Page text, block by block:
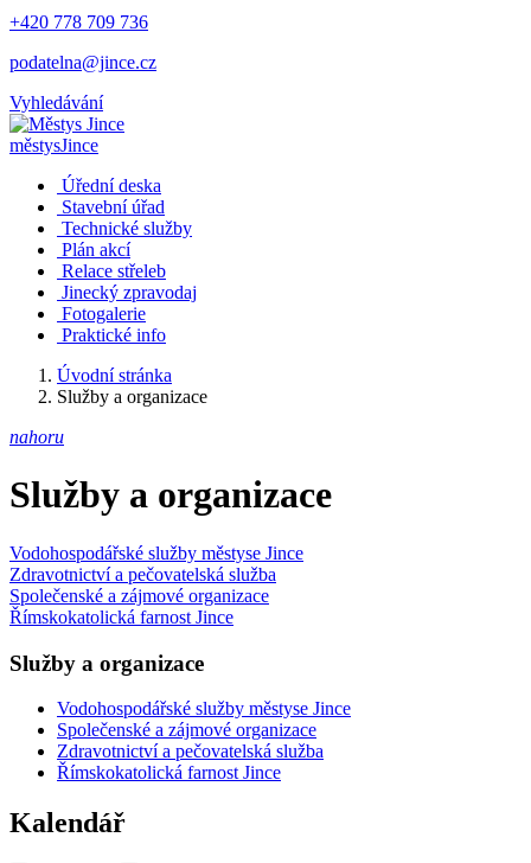
+420 778 709 736
podatelna@jince.cz
Vyhledávání
městysJince
Úřední deska
Stavební úřad
Technické služby
Plán akcí
Relace střeleb
Jinecký zpravodaj
Fotogalerie
Praktické info
Úvodní stránka
Služby a organizace
nahoru
Služby a organizace
Vodohospodářské služby městyse Jince
Zdravotnictví a pečovatelská služba
Společenské a zájmové organizace
Římskokatolická farnost Jince
Služby a organizace
Vodohospodářské služby městyse Jince
Společenské a zájmové organizace
Zdravotnictví a pečovatelská služba
Římskokatolická farnost Jince
Kalendář